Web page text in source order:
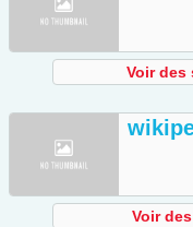
Voir des
Voir